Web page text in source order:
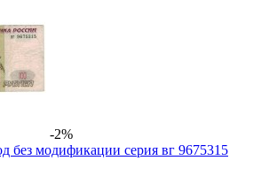
-2%
без модификации серия вг 9675315